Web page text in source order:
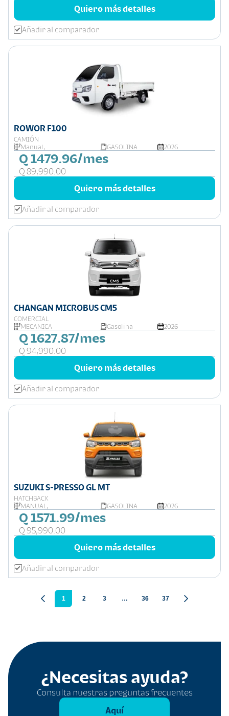
Quiero más detalles
Añadir al comparador
ROWOR F100
CAMIÓN
Manual,
GASOLINA 2026
Q 1479.96/mes
Q 89,990.00
Quiero más detalles
Añadir al comparador
CHANGAN MICROBUS CM5
COMERCIAL
MECÁNICA
Gasolina 2026
Q 1627.87/mes
Q 94,990.00
Quiero más detalles
Añadir al comparador
SUZUKI S-PRESSO GL MT
HATCHBACK
MANUAL,
GASOLINA 2026
Q 1571.99/mes
Q 95,990.00
Quiero más detalles
Añadir al comparador
1 2 3 … 36 37
¿Necesitas ayuda?
Consulta nuestras preguntas frecuentes
Aquí